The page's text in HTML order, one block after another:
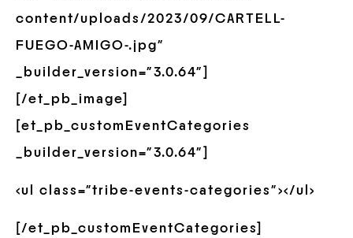
content/uploads/2023/09/CARTELL-
FUEGO-AMIGO-.jpg”
_builder_version=”3.0.64″]
[/et_pb_image]
[et_pb_customEventCategories
_builder_version=”3.0.64″]
<ul class=”tribe-events-categories”></ul>
[/et_pb_customEventCategories]